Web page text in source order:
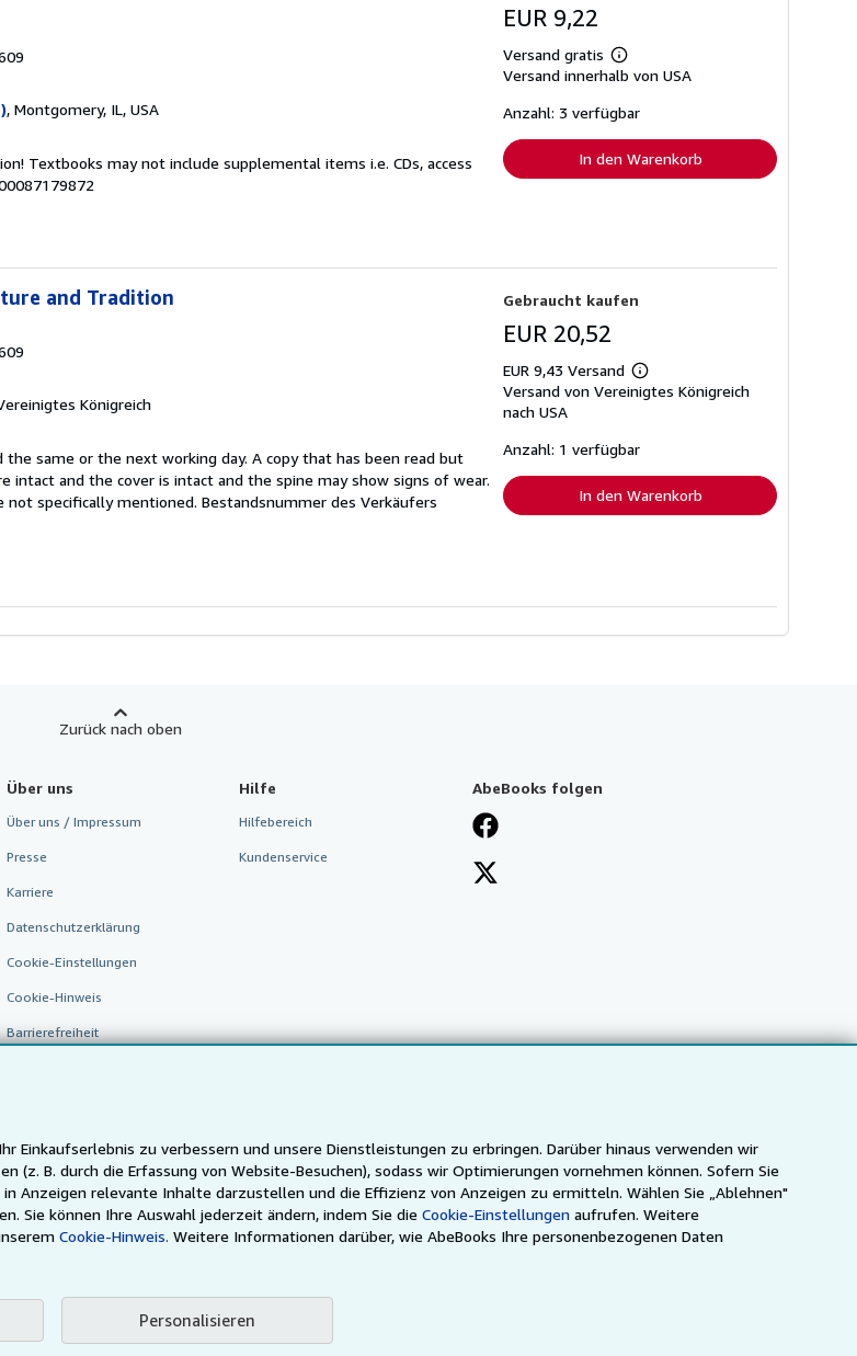
Einkaufserlebnis zu verbessern und unsere Dienstleistungen zu erbringen. Darüber hinaus verwenden wir
(z. B. durch die Erfassung von Website-Besuchen), sodass wir Optimierungen vornehmen können. Sofern Sie
Anzeigen relevante Inhalte darzustellen und die Effizienz von Anzeigen zu ermitteln. Wählen Sie „Ablehnen"
Sie können Ihre Auswahl jederzeit ändern, indem Sie dieCookie-Einstellungen aufrufen. Weitere
Cookie-Hinweis. Weitere Informationen darüber, wie AbeBooks Ihre personenbezogenen Daten
Personalisieren
, Montgomery, IL, USA
Textbooks may not include supplemental items i.e. CDs, access
EUR 9,22
Versand gratis
Weitere
Informationen
Versandkosten
Versand innerhalb von USA
Anzahl: 3 verfügbar
In den Warenkorb
and Tradition
Königreich
same or the next working day. A copy that has been read but
intact and the cover is intact and the spine may show signs of wear.
not specifically mentioned. Bestandsnummer des Verkäufers
Gebraucht kaufen
EUR 20,52
EUR 9,43 Versand
Weitere
Informationen
Versand von Vereinigtes Königreich
nach USA
Anzahl: 1 verfügbar
In den Warenkorb
Zurück nach oben
Über uns
Über uns / Impressum
Presse
Karriere
Datenschutzerklärung
Cookie-Einstellungen
Cookie-Hinweis
Barrierefreiheit
Hilfe
Hilfebereich
Kundenservice
AbeBooks folgen
AbeBooks.it AbeBooks Aus/NZ AbeBooks.ca IberLibro.com ZVAB.com
Geschäftsbedingungen geregelt, welche Sie